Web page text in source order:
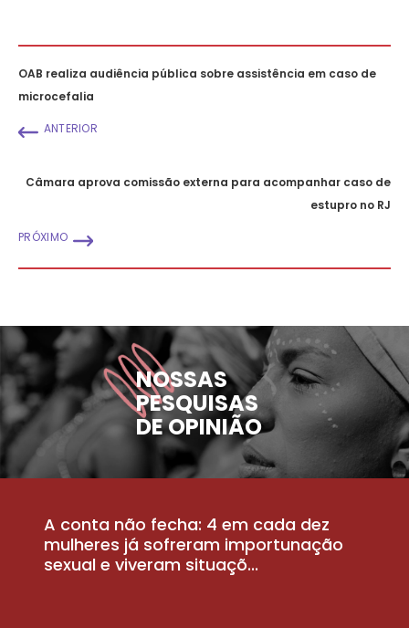
OAB realiza audiência pública sobre assistência em caso de
microcefalia
ANTERIOR
Câmara aprova comissão externa para acompanhar caso de
estupro no RJ
PRÓXIMO
NOSSAS
PESQUISAS
DE OPINIÃO
A conta não fecha: 4 em cada dez
mulheres já sofreram importunação
sexual e viveram situaçõ...